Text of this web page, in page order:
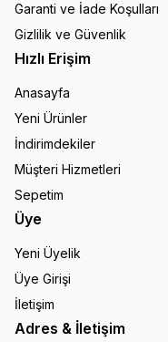
Garanti ve İade Koşulları
Gizlilik ve Güvenlik
Hızlı Erişim
Anasayfa
Yeni Ürünler
İndirimdekiler
Müşteri Hizmetleri
Sepetim
Üye
Yeni Üyelik
Üye Girişi
İletişim
Adres & İletişim